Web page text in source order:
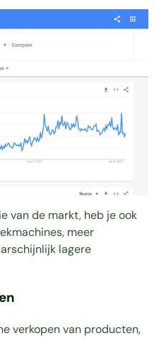
van de markt, heb je ook
meer
lagere
verkopen van producten,